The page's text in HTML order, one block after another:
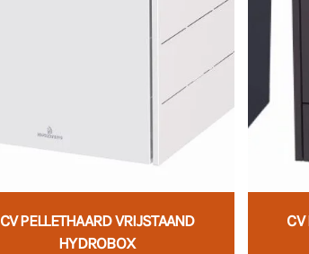
CV PELLETHAARD VRIJSTAAND
HYDROBOX
CV